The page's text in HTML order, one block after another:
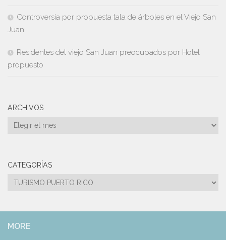
Controversia por propuesta tala de árboles en el Viejo San
Juan
Residentes del viejo San Juan preocupados por Hotel
propuesto
ARCHIVOS
Archivos
CATEGORÍAS
Categorías
MORE